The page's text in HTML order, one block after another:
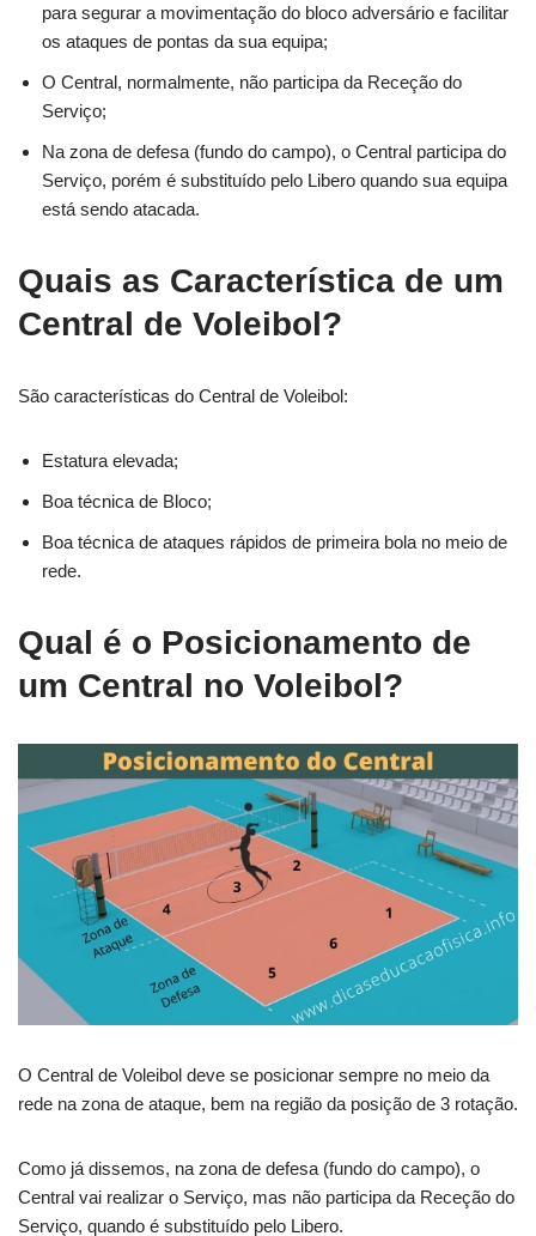
para segurar a movimentação do bloco adversário e facilitar
os ataques de pontas da sua equipa;
O Central, normalmente, não participa da Receção do
Serviço;
Na zona de defesa (fundo do campo), o Central participa do
Serviço, porém é substituído pelo Libero quando sua equipa
está sendo atacada.
Quais as Característica de um
Central de Voleibol?
São características do Central de Voleibol:
Estatura elevada;
Boa técnica de Bloco;
Boa técnica de ataques rápidos de primeira bola no meio de
rede.
Qual é o Posicionamento de
um Central no Voleibol?
O Central de Voleibol deve se posicionar sempre no meio da
rede na zona de ataque, bem na região da posição de 3 rotação.
Como já dissemos, na zona de defesa (fundo do campo), o
Central vai realizar o Serviço, mas não participa da Receção do
Serviço, quando é substituído pelo Libero.